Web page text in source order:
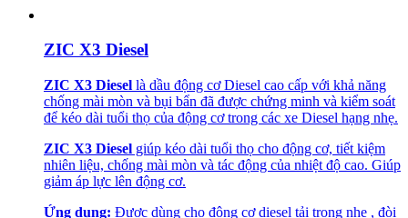
ZIC X3 Diesel
ZIC X3 Diesel là dầu động cơ Diesel cao cấp với khả năng
chống mài mòn và bụi bẩn đã được chứng minh và kiểm soát
để kéo dài tuổi thọ của động cơ trong các xe Diesel hạng nhẹ.
ZIC X3 Diesel giúp kéo dài tuổi thọ cho động cơ, tiết kiệm
nhiên liệu, chống mài mòn và tác động của nhiệt độ cao. Giúp
giảm áp lực lên động cơ.
Ứng dụng: Được dùng cho động cơ diesel tải trọng nhẹ , đòi